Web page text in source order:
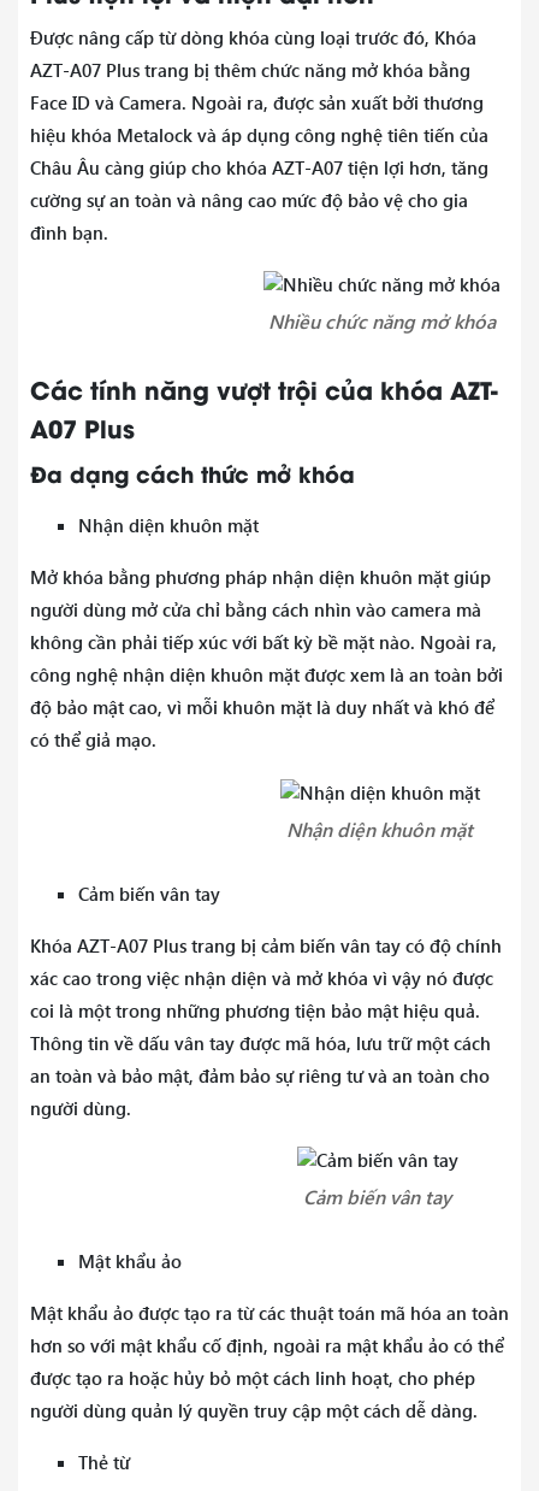
Được nâng cấp từ dòng khóa cùng loại trước đó, Khóa
AZT-A07 Plus trang bị thêm chức năng mở khóa bằng
Face ID và Camera. Ngoài ra, được sản xuất bởi thương
hiệu khóa Metalock và áp dụng công nghệ tiên tiến của
Châu Âu càng giúp cho khóa AZT-A07 tiện lợi hơn, tăng
cường sự an toàn và nâng cao mức độ bảo vệ cho gia
đình bạn.
Nhiều chức năng mở khóa
Các tính năng vượt trội của khóa AZT-
A07 Plus
Đa dạng cách thức mở khóa
Nhận diện khuôn mặt
Mở khóa bằng phương pháp nhận diện khuôn mặt giúp
người dùng mở cửa chỉ bằng cách nhìn vào camera mà
không cần phải tiếp xúc với bất kỳ bề mặt nào. Ngoài ra,
công nghệ nhận diện khuôn mặt được xem là an toàn bởi
độ bảo mật cao, vì mỗi khuôn mặt là duy nhất và khó để
có thể giả mạo.
Nhận diện khuôn mặt
Cảm biến vân tay
Khóa AZT-A07 Plus trang bị cảm biến vân tay có độ chính
xác cao trong việc nhận diện và mở khóa vì vậy nó được
coi là một trong những phương tiện bảo mật hiệu quả.
Thông tin về dấu vân tay được mã hóa, lưu trữ một cách
an toàn và bảo mật, đảm bảo sự riêng tư và an toàn cho
người dùng.
Cảm biến vân tay
Mật khẩu ảo
Mật khẩu ảo được tạo ra từ các thuật toán mã hóa an toàn
hơn so với mật khẩu cố định, ngoài ra mật khẩu ảo có thể
được tạo ra hoặc hủy bỏ một cách linh hoạt, cho phép
người dùng quản lý quyền truy cập một cách dễ dàng.
Thẻ từ